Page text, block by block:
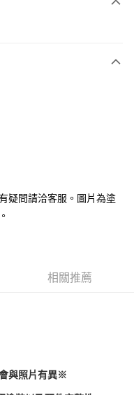
立即使用無須另外申請。
後會自動跳轉到大哥付的交易
款截止日，確認付款後即完
下簡稱本公司）所提供，讓
疑問請洽客服。圖片為塗
相關推薦
與照片有異※